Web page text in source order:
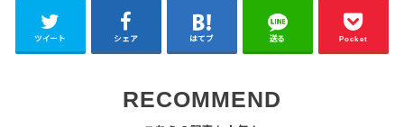
ツイート シェア はてブ 送る Pocket
RECOMMEND